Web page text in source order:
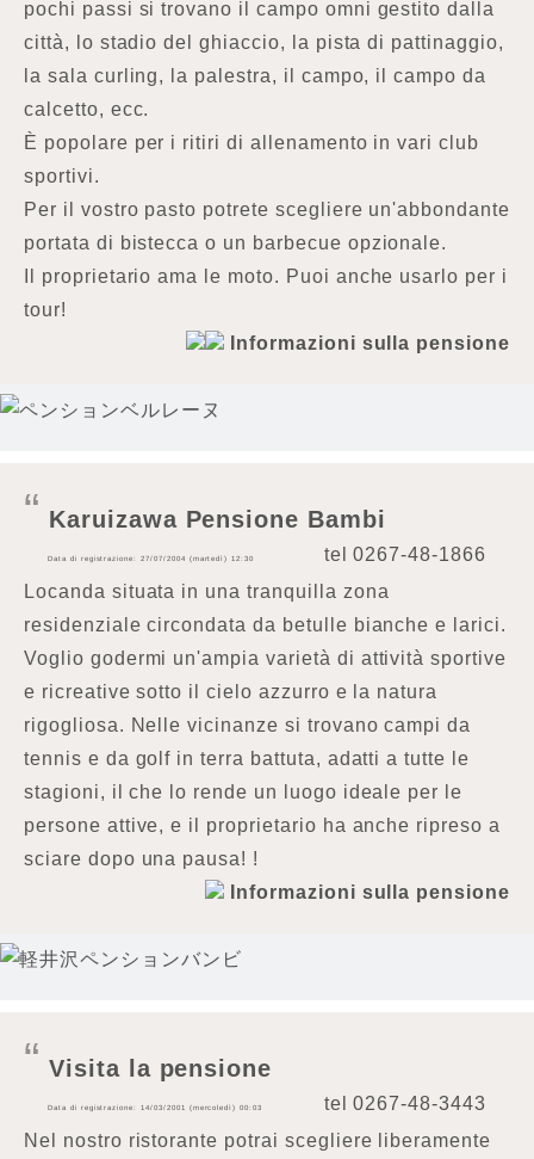
pochi passi si trovano il campo omni gestito dalla
città, lo stadio del ghiaccio, la pista di pattinaggio,
la sala curling, la palestra, il campo, il campo da
calcetto, ecc.
È popolare per i ritiri di allenamento in vari club
sportivi.
Per il vostro pasto potrete scegliere un'abbondante
portata di bistecca o un barbecue opzionale.
Il proprietario ama le moto. Puoi anche usarlo per i
tour!
Informazioni sulla pensione
Karuizawa Pensione Bambi
tel0267-48-1866
Data di registrazione: 27/07/2004 (martedì) 12:30
Locanda situata in una tranquilla zona
residenziale circondata da betulle bianche e larici.
Voglio godermi un'ampia varietà di attività sportive
e ricreative sotto il cielo azzurro e la natura
rigogliosa. Nelle vicinanze si trovano campi da
tennis e da golf in terra battuta, adatti a tutte le
stagioni, il che lo rende un luogo ideale per le
persone attive, e il proprietario ha anche ripreso a
sciare dopo una pausa! !
Informazioni sulla pensione
Visita la pensione
tel0267-48-3443
Data di registrazione: 14/03/2001 (mercoledì) 00:03
Nel nostro ristorante potrai scegliere liberamente